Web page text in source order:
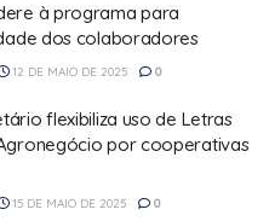
à programa para
dos colaboradores
12 DE MAIO DE 2025 0
flexibiliza uso de Letras
por cooperativas
15 DE MAIO DE 2025 0